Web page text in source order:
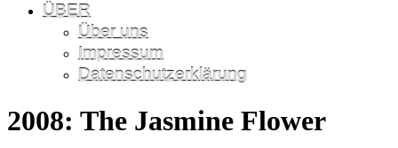
ÜBER
Über uns
Impressum
Datenschutzerklärung
2008: The Jasmine Flower